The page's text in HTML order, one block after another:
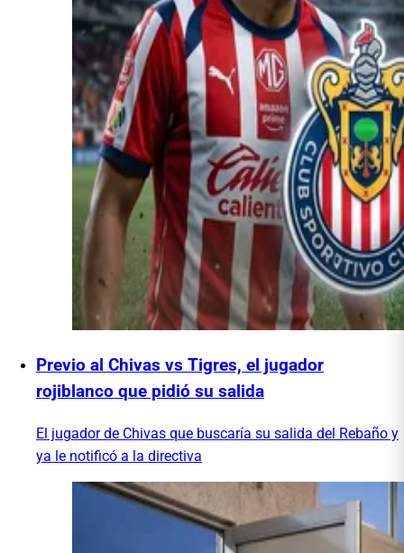
Previo al Chivas vs Tigres, el jugador
rojiblanco que pidió su salida
El jugador de Chivas que buscaría su salida del Rebaño y
ya le notificó a la directiva